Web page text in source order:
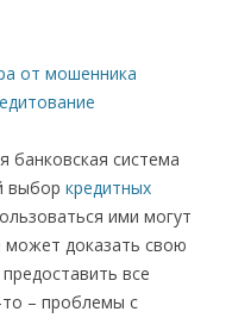
от мошенника
банковская система
выбор кредитных
ими могут
может доказать свою
все
– проблемы с